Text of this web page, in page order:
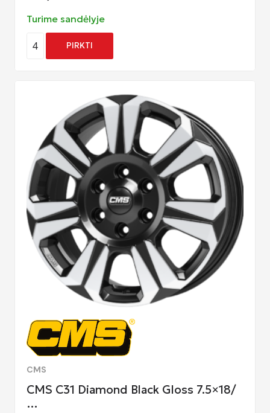
Turime sandėlyje
4 PIRKTI
CMS
CMS C31 Diamond Black Gloss 7.5×18/
…